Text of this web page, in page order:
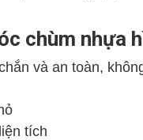
chùm nhựa
và an toàn,
tích